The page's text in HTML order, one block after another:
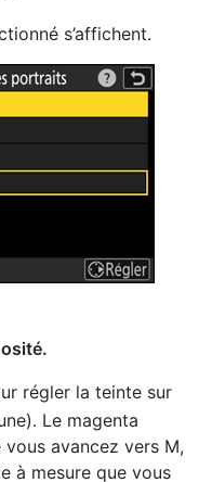
s’affichent.
régler la teinte sur
Le magenta
avancez vers M,
à mesure que vous